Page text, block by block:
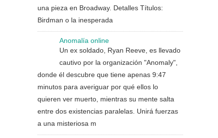
una pieza en Broadway. Detalles Títulos:
Birdman o la inesperada
Anomalía online
Un ex soldado, Ryan Reeve, es llevado
cautivo por la organización "Anomaly",
donde él descubre que tiene apenas 9:47
minutos para averiguar por qué ellos lo
quieren ver muerto, mientras su mente salta
entre dos existencias paralelas. Unirá fuerzas
a una misteriosa m